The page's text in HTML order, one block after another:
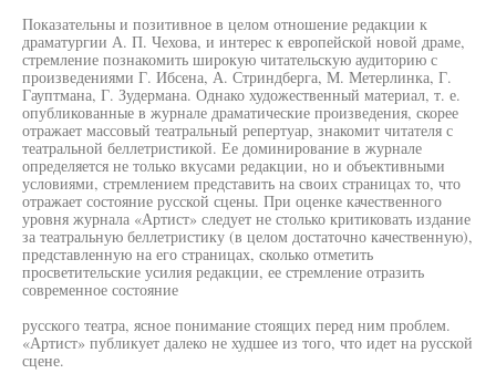
Показательны и позитивное в целом отношение редакции к
драматургии А. П. Чехова, и интерес к европейской новой драме,
стремление познакомить широкую читательскую аудиторию с
произведениями Г. Ибсена, А. Стриндберга, М. Метерлинка, Г.
Гауптмана, Г. Зудермана. Однако художественный материал, т. е.
опубликованные в журнале драматические произведения, скорее
отражает массовый театральный репертуар, знакомит читателя с
театральной беллетристикой. Ее доминирование в журнале
определяется не только вкусами редакции, но и объективными
условиями, стремлением представить на своих страницах то, что
отражает состояние русской сцены. При оценке качественного
уровня журнала «Артист» следует не столько критиковать издание
за театральную беллетристику (в целом достаточно качественную),
представленную на его страницах, сколько отметить
просветительские усилия редакции, ее стремление отразить
современное состояние
русского театра, ясное понимание стоящих перед ним проблем.
«Артист» публикует далеко не худшее из того, что идет на русской
сцене.